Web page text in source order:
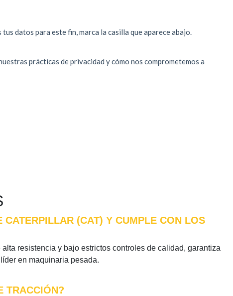
(CAT) Y CUMPLE CON LOS
resistencia y bajo estrictos controles de calidad, garantiza
en maquinaria pesada.
TRACCIÓN?